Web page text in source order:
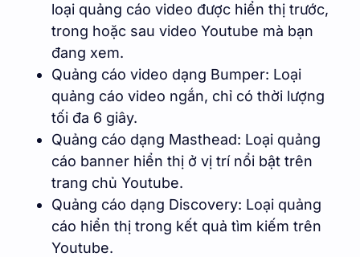
loại quảng cáo video được hiển thị trước,
trong hoặc sau video Youtube mà bạn
đang xem.
Quảng cáo video dạng Bumper: Loại
quảng cáo video ngắn, chỉ có thời lượng
tối đa 6 giây.
Quảng cáo dạng Masthead: Loại quảng
cáo banner hiển thị ở vị trí nổi bật trên
trang chủ Youtube.
Quảng cáo dạng Discovery: Loại quảng
cáo hiển thị trong kết quả tìm kiếm trên
Youtube.